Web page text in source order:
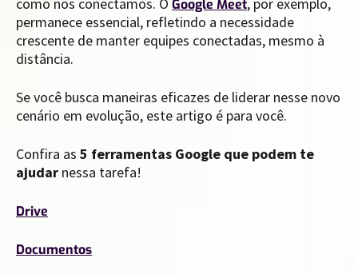
Google Meet
permanece essencial, refletindo a necessidade
crescente de manter equipes conectadas, mesmo à
distância.
Se você busca maneiras eficazes de liderar nesse novo
cenário em evolução, este artigo é para você.
Confira as 5 ferramentas Google que podem te
ajudar nessa tarefa!
Drive
Documentos